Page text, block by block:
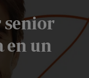
senior
en un